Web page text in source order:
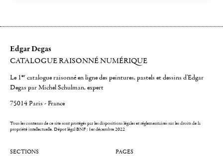
Edgar Degas
CATALOGUE RAISONNÉ NUMÉRIQUE
Le 1er catalogue raisonné en ligne des peintures, pastels et dessins d'Edgar
Degas par Michel Schulman, expert
75014 Paris - France
Tous les contenus de ce site sont protégés par les dispositions légales et réglementaires sur les droits de la
propriété intellectuelle.Dépot légal BNF : 1er décembre 2022
SECTIONS PAGES